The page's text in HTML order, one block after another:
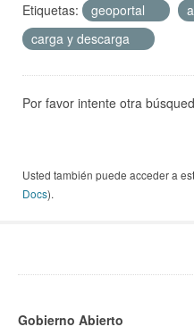
Etiquetas:
geoportal
carga y descarga
Por favor intente otra
Usted también puede acceder a
Docs).
Gobierno Abierto